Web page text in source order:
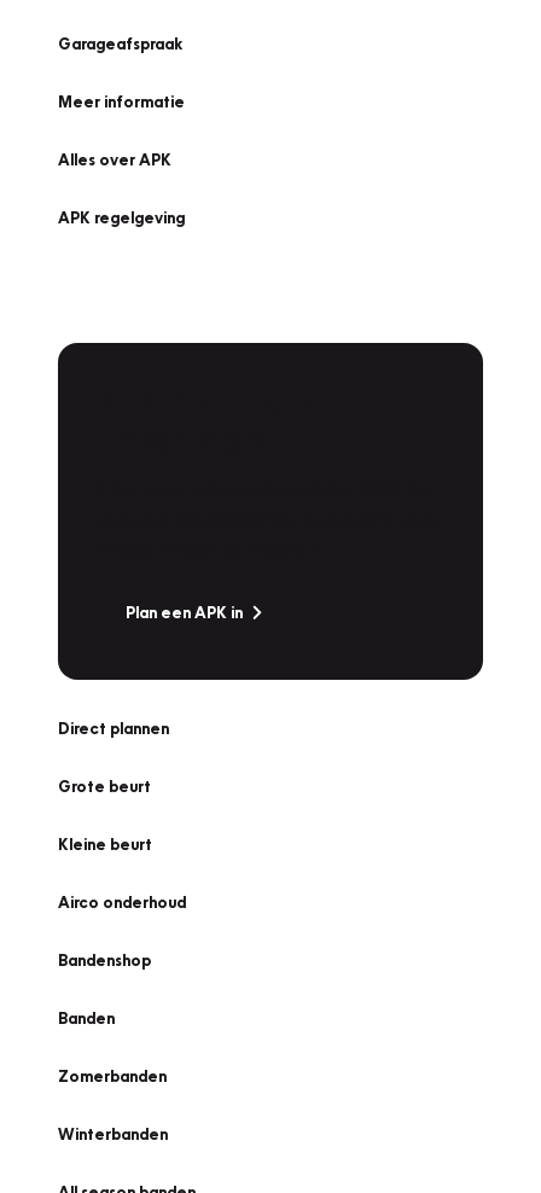
Garageafspraak
Meer informatie
Alles over APK
APK regelgeving
Plan een APK in
Direct plannen
Grote beurt
Kleine beurt
Airco onderhoud
Bandenshop
Banden
Zomerbanden
Winterbanden